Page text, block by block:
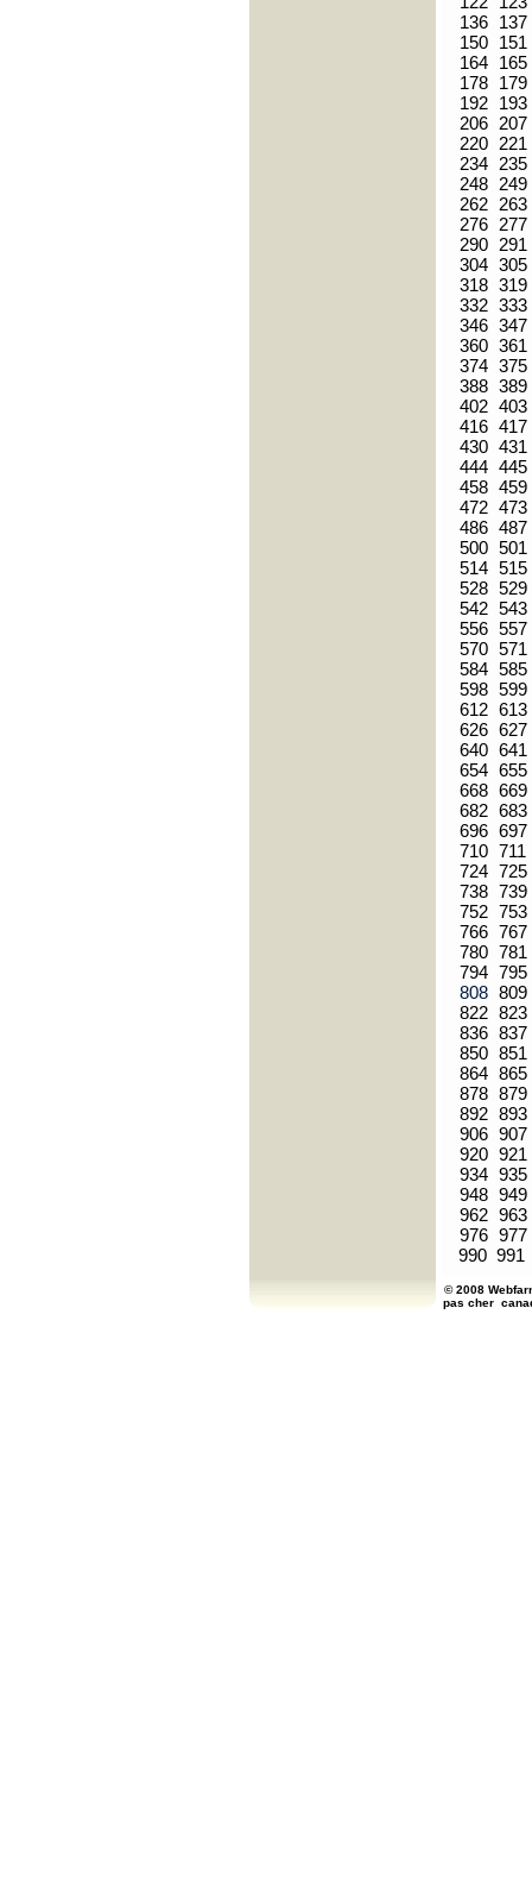
136
137
150
151
164
165
178
179
192
193
206 207
220
221
234
235
248
249
262
263
276
277
290
291
304 305
318 319
332 333
346 347
360 361
374 375
388 389
402 403
416 417
430 431
444 445
458 459
472 473
486 487
500 501
514 515
528 529
542 543
556 557
570 571
584 585
598 599
612 613
626 627
640 641
654 655
668 669
682 683
696 697
710 711
724 725
738 739
752 753
766 767
780 781
794 795
808 809
822 823
836 837
850 851
864 865
878 879
892 893
906 907
920 921
934 935
948 949
962 963
976 977
990 991
© 2008
pas cher